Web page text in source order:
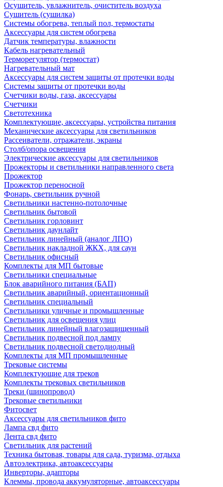
Осушитель, увлажнитель, очиститель воздуха
Сушитель (сушилка)
Системы обогрева, теплый пол, термостаты
Аксессуары для систем обогрева
Датчик температуры, влажности
Кабель нагревательный
Терморегулятор (термостат)
Нагревательный мат
Аксессуары для систем защиты от протечки воды
Системы защиты от протечки воды
Счетчики воды, газа, аксессуары
Счетчики
Светотехника
Комплектующие, аксессуары, устройства питания
Механические аксессуары для светильников
Рассеиватели, отражатели, экраны
Столб/опора освещения
Электрические аксессуары для светильников
Прожекторы и светильники направленного света
Прожектор
Прожектор переносной
Фонарь, светильник ручной
Светильники настенно-потолочные
Светильник бытовой
Светильник горловинт
Светильник даунлайт
Светильник линейный (аналог ЛПО)
Светильник накладной ЖКХ, для саун
Светильник офисный
Комплекты для МП бытовые
Светильники специальные
Блок аварийного питания (БАП)
Светильник аварийный, ориентационный
Светильник специальный
Светильники уличные и промышленные
Светильник для освещения улиц
Светильник линейный влагозащищенный
Светильник подвесной под лампу
Светильник подвесной светодиодный
Комплекты для МП промышленные
Трековые системы
Комплектующие для треков
Комплекты трековых светильников
Треки (шинопровод)
Трековые светильники
Фитосвет
Аксессуары для светильников фито
Лампа свд фито
Лента свд фито
Светильник для растений
Техника бытовая, товары для сада, туризма, отдыха
Автоэлектрика, автоаксессуары
Инверторы, адапторы
Клеммы, провода аккумуляторные, автоаксессуары